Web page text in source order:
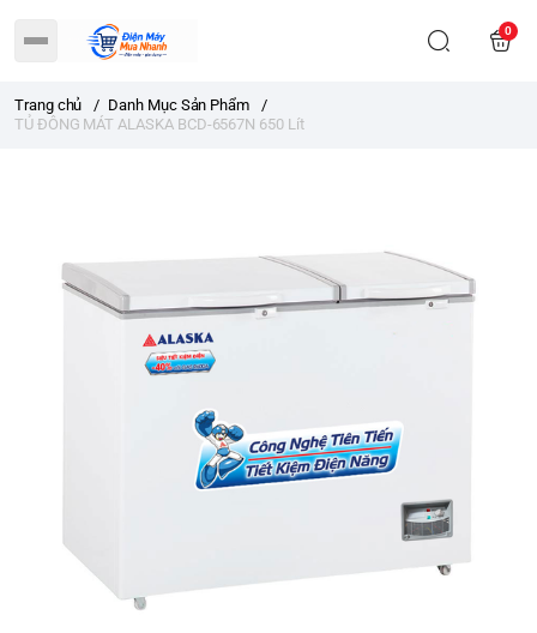
0
Trang chủ / Danh Mục Sản Phẩm
/
TỦ ĐÔNG MÁT ALASKA BCD-6567N 650 Lít